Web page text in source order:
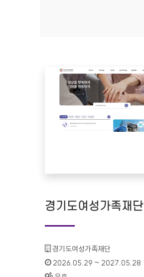
경기도여성가족재단
기관명 :
경기도여성가족재단
인증기간 :
2026.05.29 ~ 2027.05.28